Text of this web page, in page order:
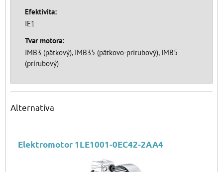
Efektivita:
IE1
Tvar motora:
IMB3 (pätkový), IMB35 (pätkovo-prírubový), IMB5
(prírubový)
Alternatíva
Elektromotor 1LE1001-0EC42-2AA4